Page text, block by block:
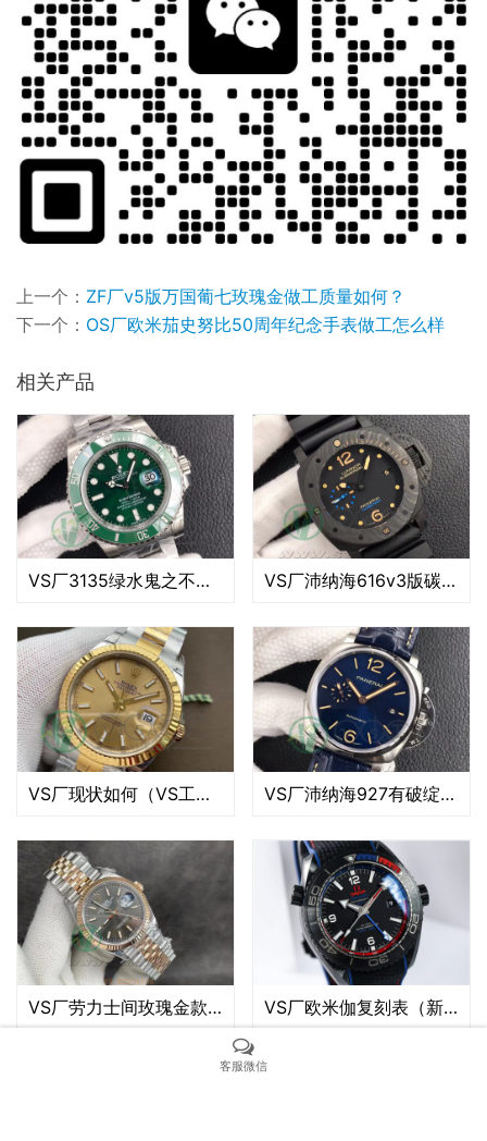
上一个： ZF厂v5版万国葡七玫瑰金做工质量如何？
下一个： OS厂欧米茄史努比50周年纪念手表做工怎么样
相关产品
VS厂3135绿水鬼之不值得入手（VS厂40绿水鬼怎么样） VS厂沛纳海616v3版碳纤维腕表评测（VS厂沛纳海616细节怎么样）
VS厂现状如何（VS工厂还在出货吗） VS厂沛纳海927有破绽吗（VS厂沛纳海927细节如何）
VS厂劳力士间玫瑰金款36日志灰盘细节如何（vs厂新款36mm日志评测） VS厂欧米伽复刻表（新西兰酋长海马600米）：还原度与做工工艺深度解读
客服微信